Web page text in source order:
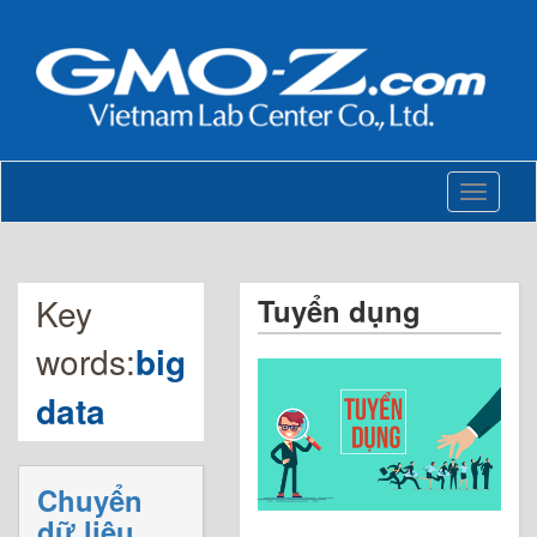
Toggle
Key
words:big
data
Chuyển
Tuyển dụng